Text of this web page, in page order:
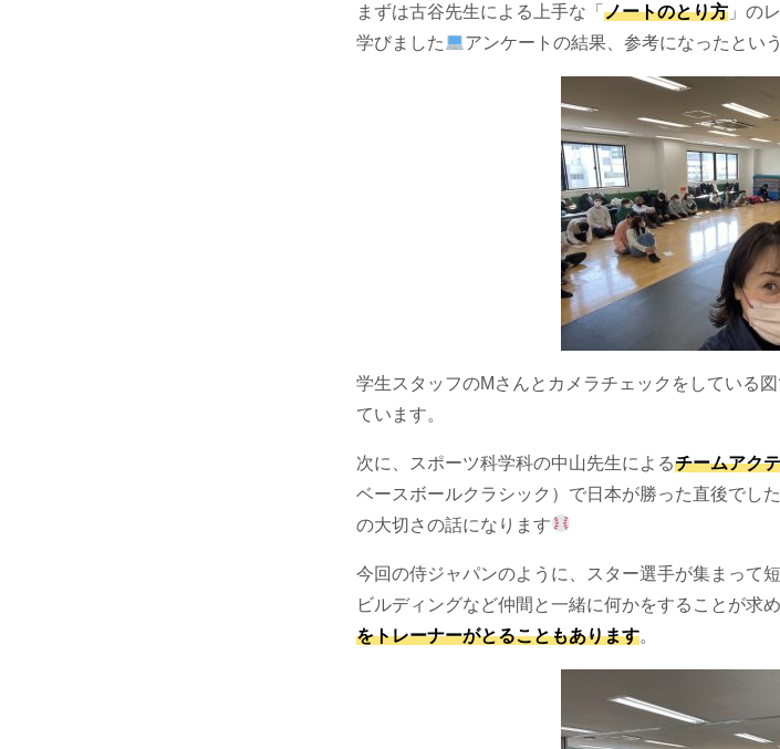
まずは古谷先生による上手な「 ノートのとり方 」の
学びました
アンケートの結果、参考になったとい
学生スタッフのMさんとカメラチェックをしている
ています。
次に、スポーツ科学科の中山先生によるチームアク
ベースボールクラシック）で日本が勝った直後でし
の大切さの話になります
今回の侍ジャパンのように、スター選手が集まって
ビルディングなど仲間と一緒に何かをすることが求
をトレーナーがとることもあります。